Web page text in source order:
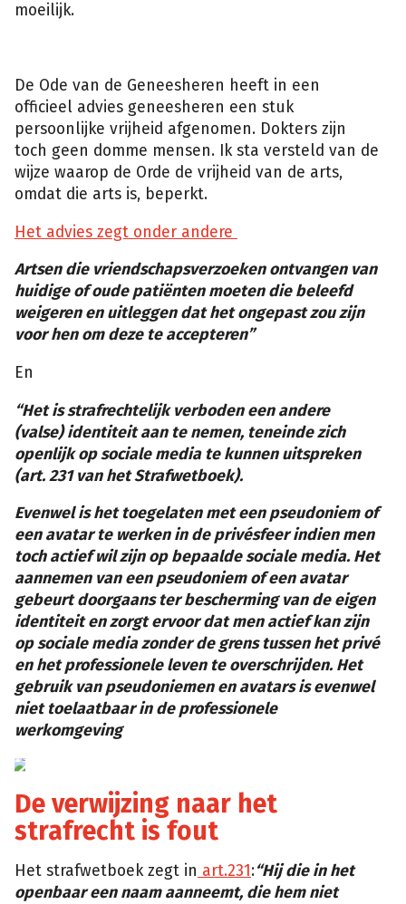
moeilijk.
De Ode van de Geneesheren heeft in een
officieel advies geneesheren een stuk
persoonlijke vrijheid afgenomen. Dokters zijn
toch geen domme mensen. Ik sta versteld van de
wijze waarop de Orde de vrijheid van de arts,
omdat die arts is, beperkt.
Het advies zegt onder andere
Artsen die vriendschapsverzoeken ontvangen van
huidige of oude patiënten moeten die beleefd
weigeren en uitleggen dat het ongepast zou zijn
voor hen om deze te accepteren”
En
“Het is strafrechtelijk verboden een andere
(valse) identiteit aan te nemen, teneinde zich
openlijk op sociale media te kunnen uitspreken
(art. 231 van het Strafwetboek).
Evenwel is het toegelaten met een pseudoniem of
een avatar te werken in de privésfeer indien men
toch actief wil zijn op bepaalde sociale media. Het
aannemen van een pseudoniem of een avatar
gebeurt doorgaans ter bescherming van de eigen
identiteit en zorgt ervoor dat men actief kan zijn
op sociale media zonder de grens tussen het privé
en het professionele leven te overschrijden. Het
gebruik van pseudoniemen en avatars is evenwel
niet toelaatbaar in de professionele
werkomgeving
www.shopage.fr
De verwijzing naar het
strafrecht is fout
Het strafwetboek zegt in art.231:“Hij die in het
openbaar een naam aanneemt, die hem niet